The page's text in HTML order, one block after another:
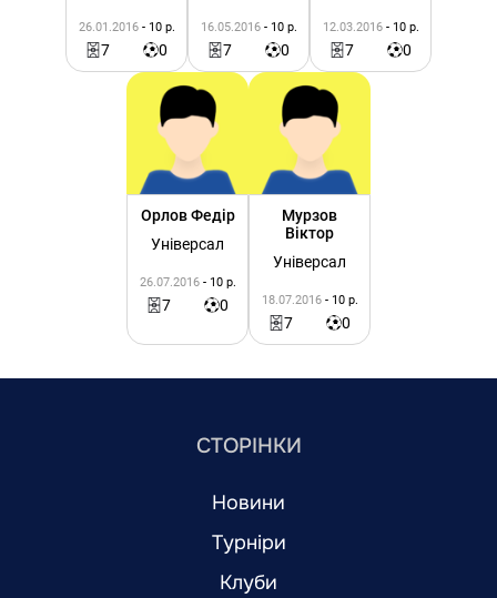
26.01.2016 - 10 р.
7 0
16.05.2016 - 10 р.
7 0
12.03.2016 - 10 р.
7 0
Орлов Федір
Універсал
26.07.2016 - 10 р.
7 0
Мурзов
Віктор
Універсал
18.07.2016 - 10 р.
7 0
СТОРІНКИ
Новини
Турніри
Клуби